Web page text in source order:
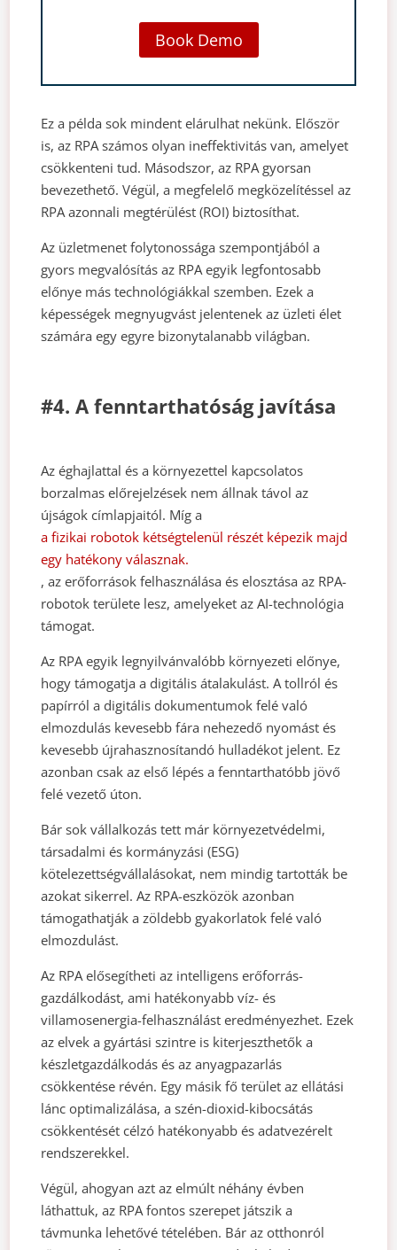
Book Demo
Ez a példa sok mindent elárulhat nekünk. Először
is, az RPA számos olyan ineffektivitás van, amelyet
csökkenteni tud. Másodszor, az RPA gyorsan
bevezethető. Végül, a megfelelő megközelítéssel az
RPA azonnali megtérülést (ROI) biztosíthat.
Az üzletmenet folytonossága szempontjából a
gyors megvalósítás az RPA egyik legfontosabb
előnye más technológiákkal szemben. Ezek a
képességek megnyugvást jelentenek az üzleti élet
számára egy egyre bizonytalanabb világban.
#4. A fenntarthatóság javítása
Az éghajlattal és a környezettel kapcsolatos
borzalmas előrejelzések nem állnak távol az
újságok címlapjaitól. Míg a
a fizikai robotok kétségtelenül részét képezik majd
egy hatékony válasznak.
, az erőforrások felhasználása és elosztása az RPA-
robotok területe lesz, amelyeket az AI-technológia
támogat.
Az RPA egyik legnyilvánvalóbb környezeti előnye,
hogy támogatja a digitális átalakulást. A tollról és
papírról a digitális dokumentumok felé való
elmozdulás kevesebb fára nehezedő nyomást és
kevesebb újrahasznosítandó hulladékot jelent. Ez
azonban csak az első lépés a fenntarthatóbb jövő
felé vezető úton.
Bár sok vállalkozás tett már környezetvédelmi,
társadalmi és kormányzási (ESG)
kötelezettségvállalásokat, nem mindig tartották be
azokat sikerrel. Az RPA-eszközök azonban
támogathatják a zöldebb gyakorlatok felé való
elmozdulást.
Az RPA elősegítheti az intelligens erőforrás-
gazdálkodást, ami hatékonyabb víz- és
villamosenergia-felhasználást eredményezhet. Ezek
az elvek a gyártási szintre is kiterjeszthetők a
készletgazdálkodás és az anyagpazarlás
csökkentése révén. Egy másik fő terület az ellátási
lánc optimalizálása, a szén-dioxid-kibocsátás
csökkentését célzó hatékonyabb és adatvezérelt
rendszerekkel.
Végül, ahogyan azt az elmúlt néhány évben
láthattuk, az RPA fontos szerepet játszik a
távmunka lehetővé tételében. Bár az otthonról